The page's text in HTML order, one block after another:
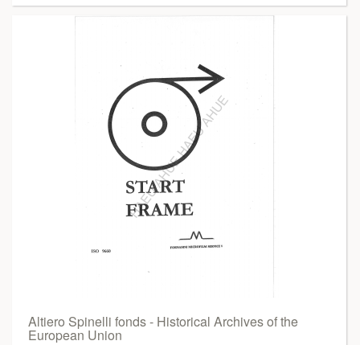
Altiero Spinelli fonds - Historical Archives of the
European Union